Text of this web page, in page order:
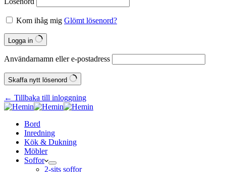
Kom ihåg mig Glömt lösenord?
Logga in
Användarnamn eller e‑postadress
Skaffa nytt lösenord
← Tillbaka till inloggning
Bord
Inredning
Kök & Dukning
Möbler
Soffor
2-sits soffor